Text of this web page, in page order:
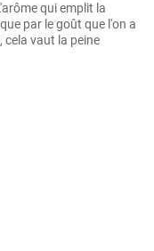
qui emplit la
par le goût que l'on a
cela vaut la peine